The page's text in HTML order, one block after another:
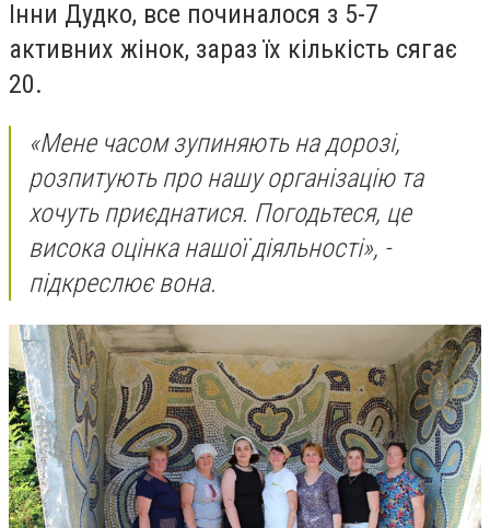
Інни Дудко, все починалося з 5-7
активних жінок, зараз їх кількість сягає
20.
«Мене часом зупиняють на дорозі,
розпитують про нашу організацію та
хочуть приєднатися. Погодьтеся, це
висока оцінка нашої діяльності», -
підкреслює вона.